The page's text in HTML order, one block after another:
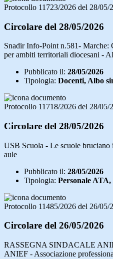
Protocollo 11723/2026 del 28/05/
Circolare del 28/05/2026
Snadir Info-Point n.581- Marche:
per ambiti territoriali diocesani -
Pubblicato il: 28/05/2026
Tipologia: Docenti, Albo
Protocollo 11718/2026 del 28/05/
Circolare del 28/05/2026
USB Scuola - Le scuole bruciano
aule
Pubblicato il: 28/05/2026
Tipologia: Personale
Protocollo 11485/2026 del 26/05/
Circolare del 26/05/2026
RASSEGNA SINDACALE
ANIEF - Associazione